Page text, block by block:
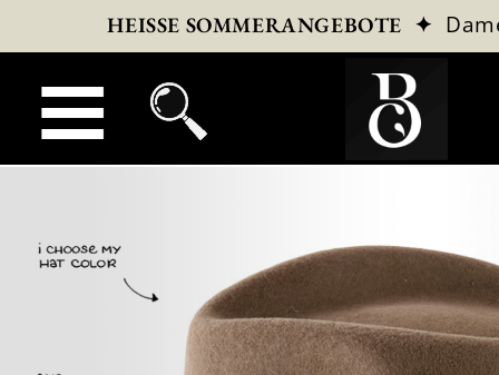
HEISSE SOMMERANGEBOTE ✦